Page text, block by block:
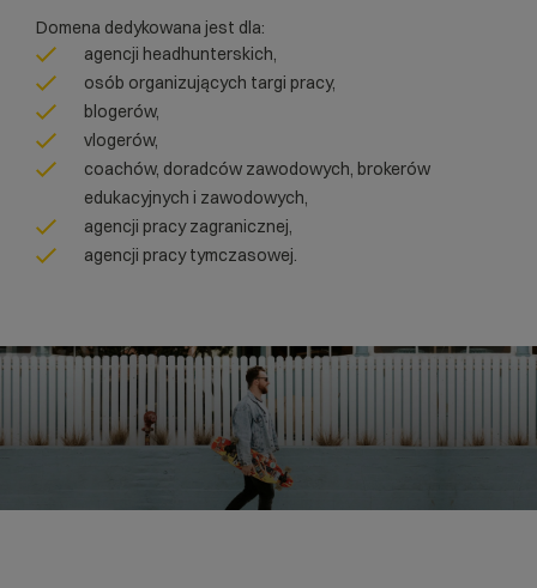
Domena dedykowana jest dla:
agencji headhunterskich,
osób organizujących targi pracy,
blogerów,
vlogerów,
coachów, doradców zawodowych, brokerów
edukacyjnych i zawodowych,
agencji pracy zagranicznej,
agencji pracy tymczasowej.